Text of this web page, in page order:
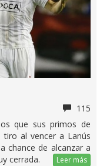
115
que sus primos de
al vencer a Lanús
chance de alcanzar a
cerrada.
Leer más